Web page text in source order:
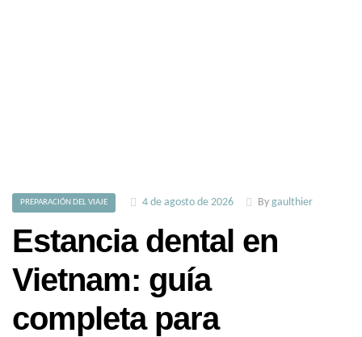
PREPARACIÓN DEL VIAJE 4 de agosto de 2026 By gaulthier
Estancia dental en
Vietnam: guía
completa para